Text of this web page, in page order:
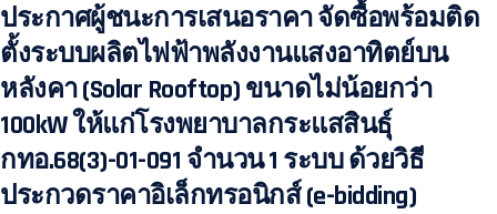
ประกาศผู้ชนะการเสนอราคา จัดซื้อพร้อมติด
ตั้งระบบผลิตไฟฟ้าพลังงานแสงอาทิตย์บน
หลังคา (Solar Rooftop) ขนาดไม่น้อยกว่า
100kW ให้แก่โรงพยาบาลกระแสสินธุ์
กทอ.68(3)-01-091 จำนวน 1 ระบบ ด้วยวิธี
ประกวดราคาอิเล็กทรอนิกส์ (e-bidding)